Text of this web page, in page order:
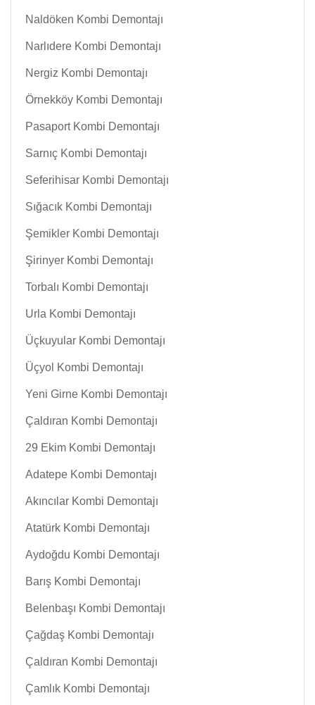
Naldöken Kombi Demontajı
Narlıdere Kombi Demontajı
Nergiz Kombi Demontajı
Örnekköy Kombi Demontajı
Pasaport Kombi Demontajı
Sarnıç Kombi Demontajı
Seferihisar Kombi Demontajı
Sığacık Kombi Demontajı
Şemikler Kombi Demontajı
Şirinyer Kombi Demontajı
Torbalı Kombi Demontajı
Urla Kombi Demontajı
Üçkuyular Kombi Demontajı
Üçyol Kombi Demontajı
Yeni Girne Kombi Demontajı
Çaldıran Kombi Demontajı
29 Ekim Kombi Demontajı
Adatepe Kombi Demontajı
Akıncılar Kombi Demontajı
Atatürk Kombi Demontajı
Aydoğdu Kombi Demontajı
Barış Kombi Demontajı
Belenbaşı Kombi Demontajı
Çağdaş Kombi Demontajı
Çaldıran Kombi Demontajı
Çamlık Kombi Demontajı